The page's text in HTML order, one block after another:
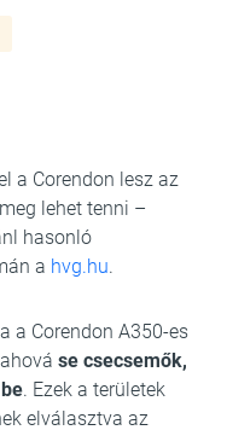
a Corendon lesz az
lehet tenni –
hasonló
a hvg.hu.
a Corendon A350-es
se csecsemők,
. Ezek a területek
elválasztva az